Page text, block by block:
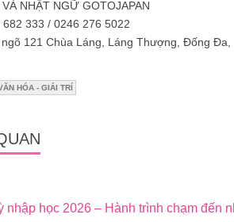
NHẬT NGỮ GOTOJAPAN
333 / 0246 276 5022
121 Chùa Láng, Láng Thượng, Đống Đa,
HÓA - GIẢI TRÍ
nhập học 2026 – Hành trình chạm đến